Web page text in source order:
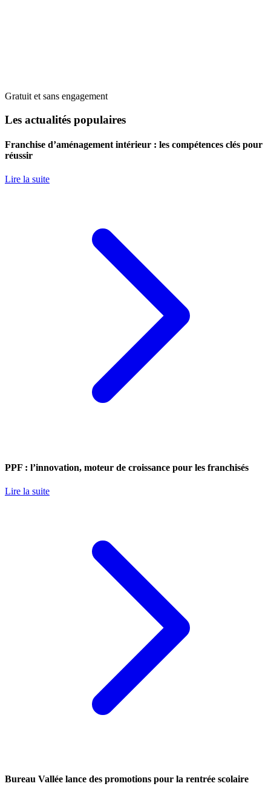
Gratuit et sans engagement
Les actualités populaires
Franchise d’aménagement intérieur : les compétences clés pour
réussir
Lire la suite
PPF : l’innovation, moteur de croissance pour les franchisés
Lire la suite
Bureau Vallée lance des promotions pour la rentrée scolaire